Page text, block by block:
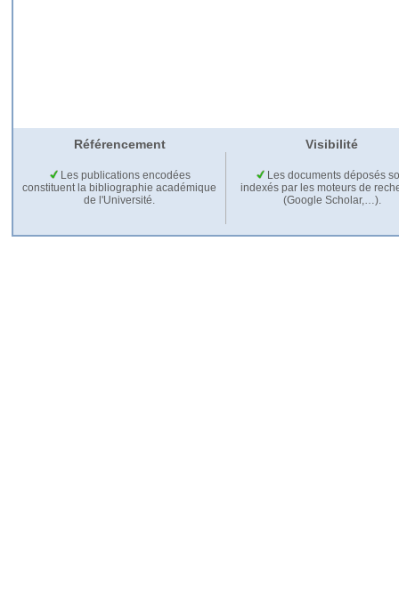
Référencement Visibilité
Les publications encodées
constituent la bibliographie académique
de l'Université.
Les documents déposés
indexés par les moteurs de
(Google Scholar,…).